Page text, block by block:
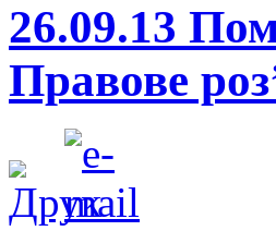
26.09.13
Правове